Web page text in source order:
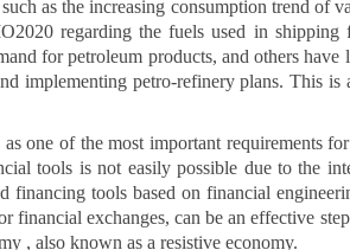
as the increasing consumption trend of
regarding the fuels used in
for petroleum products, and others
implementing petro-refinery plans. This
one of the most important requirements
tools is not easily possible due to the
tools based on financial
exchanges, can be an effective
, also known as a resistive economy.